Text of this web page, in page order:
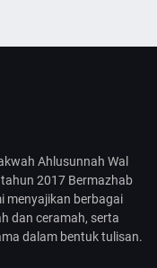
Ahlusunnah Wal
2017 Bermazhab
menyajikan berbagai
dan ceramah, serta
dalam bentuk tulisan.